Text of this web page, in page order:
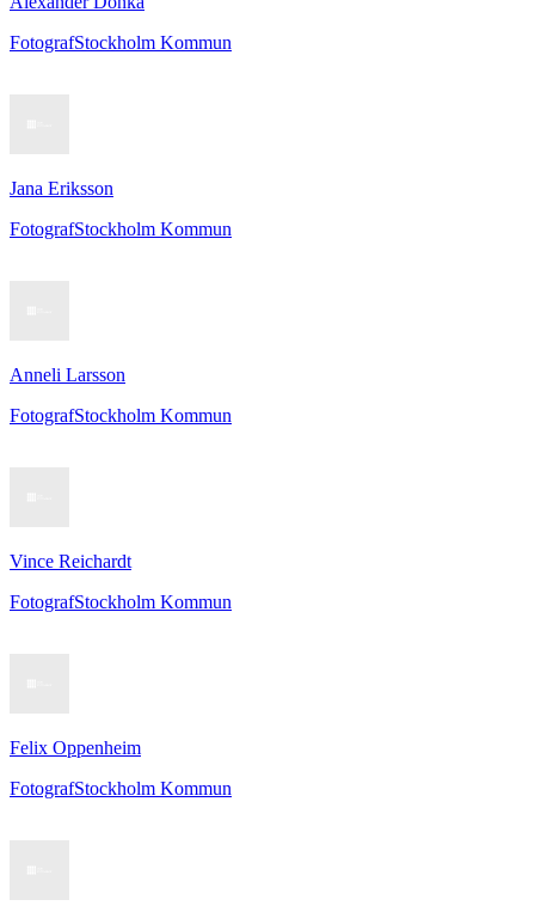
FotografStockholm Kommun
Jana Eriksson
FotografStockholm Kommun
Anneli Larsson
FotografStockholm Kommun
Vince Reichardt
FotografStockholm Kommun
Felix Oppenheim
FotografStockholm Kommun